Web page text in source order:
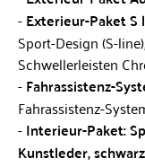
Exterieur-Paket S
Sport-Design (S-
Schwellerleisten
Fahrassistenz-
Fahrassistenz-
Interieur-Paket:
Kunstleder,